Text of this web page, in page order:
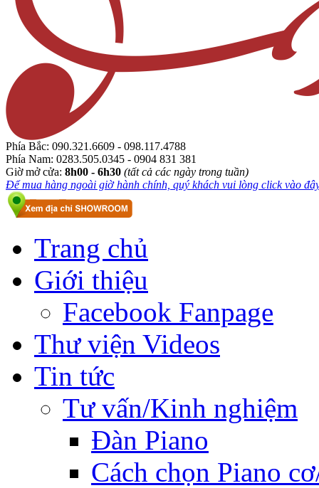
Phía Bắc: 090.321.6609 - 098.117.4788
Phía Nam: 0283.505.0345 - 0904 831 381
Giờ mở cửa: 8h00 - 6h30 (tất cả các ngày trong tuần)
Để mua hàng ngoài giờ hành chính, quý khách vui lòng click vào
Trang chủ
Giới thiệu
Facebook Fanpage
Thư viện Videos
Tin tức
Tư vấn/Kinh nghiệm
Đàn Piano
Cách chọn Piano